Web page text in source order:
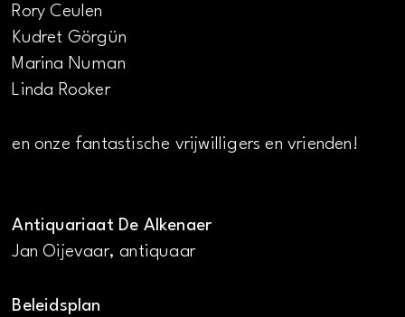
Rory Ceulen
Kudret Görgün
Marina Numan
Linda Rooker
en onze fantastische vrijwilligers en vrienden!
Antiquariaat De Alkenaer
Jan Oijevaar, antiquaar
Beleidsplan